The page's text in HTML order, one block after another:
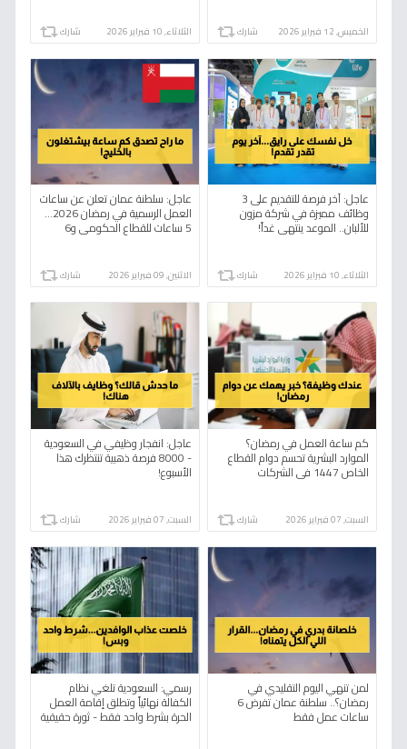
الخميس, 12 فبراير 2026 شارك الثلاثاء, 10 فبراير 2026 شارك
عاجل: آخر فرصة للتقديم على 3
وظائف مميزة في شركة مزون
للألبان.. الموعد ينتهي غداً!
الثلاثاء, 10 فبراير 2026 شارك
عاجل: سلطنة عمان تعلن عن ساعات
العمل الرسمية في رمضان 2026…
5 ساعات للقطاع الحكومي و6
للخاص - شاهد التوقيتات الجديدة
الاثنين, 09 فبراير 2026 شارك
كم ساعة العمل في رمضان؟
الموارد البشرية تحسم دوام القطاع
الخاص 1447 في الشركات
السبت, 07 فبراير 2026 شارك
عاجل: انفجار وظيفي في السعودية
- 8000 فرصة ذهبية تنتظرك هذا
الأسبوع!
السبت, 07 فبراير 2026 شارك
لمن تنهي اليوم التقليدي في
رمضان؟.. سلطنة عمان تفرض 6
ساعات عمل فقط
رسمي: السعودية تلغي نظام
الكفالة نهائياً وتطلق إقامة العمل
الحرة بشرط واحد فقط - ثورة حقيقية